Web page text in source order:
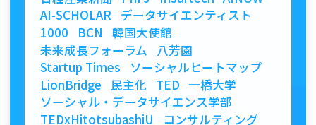
AI-SCHOLAR データサイエンティスト
1000
BCN
韓国大使館
未来成長フォーラム
八芳園
Startup Times
ソーシャルヒートマップ
LionBridge
民主化 TED 一橋大学
ソーシャル・データサイエンス学部
TEDxHitotsubashiU
コンサルティング